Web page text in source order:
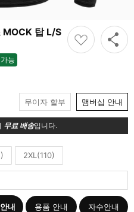
MOCK 탑 L/S
능
가능
무이자 할부 맴버십 안내
무료 배송입니다.
2XL(110)
내 용품 안내 자수안내